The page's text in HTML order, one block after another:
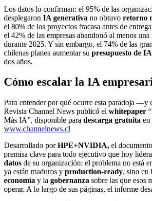
Los datos lo confirman: el 95% de las
desplegaron IA generativa no obtuvo retorno
el 80% de los proyectos fracasa antes de
el 42% de las empresas abandonó al menos
durante 2025. Y sin embargo, el 74% de las
chilenas planea aumentar su presupuesto de IA
dos años.
Cómo escalar la IA
Para entender por qué ocurre esta paradoja
Revista Channel News publicó el whitepaper
Más IA”, disponible para descarga gratuita en
www.channelnews.cl
Desarrollado porHPE+NVIDIA, el
premisa clave para todo ejecutivo que hoy
datos de su organización: el problema no está
ya están maduros y production-ready, sino en
economía y la gobernanza sobre las que esos
operar. A lo largo de sus páginas, el informe